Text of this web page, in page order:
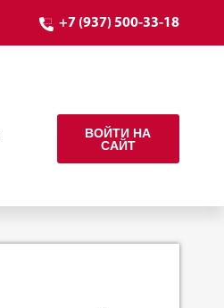
+7 (937) 500-33-18
ВОЙТИ НА
САЙТ